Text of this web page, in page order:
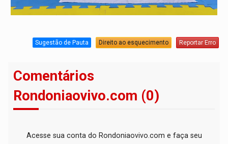
Sugestão de Pauta Direito ao esquecimento Reportar Erro
Comentários
Rondoniaovivo.com (0)
Acesse sua conta do Rondoniaovivo.com e faça seu